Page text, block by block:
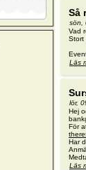
Så
sön,
Vad
Stort
Läs
lör,
Hej
För
Har
Läs